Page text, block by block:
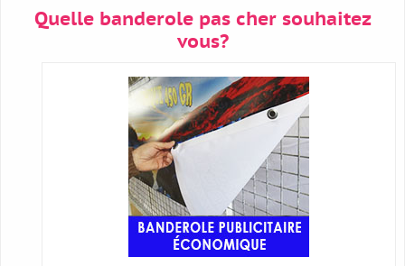
Quelle banderole pas cher souhaitez
vous?